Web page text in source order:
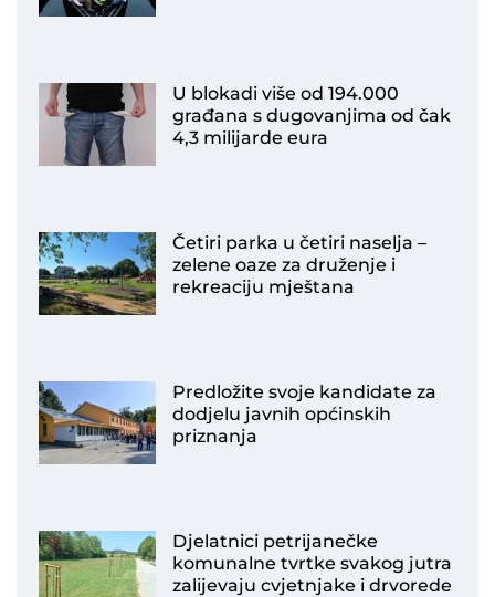
U blokadi više od 194.000
građana s dugovanjima od čak
4,3 milijarde eura
Četiri parka u četiri naselja –
zelene oaze za druženje i
rekreaciju mještana
Predložite svoje kandidate za
dodjelu javnih općinskih
priznanja
Djelatnici petrijanečke
komunalne tvrtke svakog jutra
zalijevaju cvjetnjake i drvorede